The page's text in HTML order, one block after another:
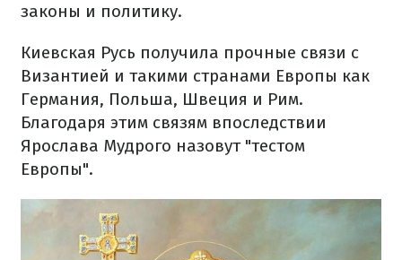
законы и политику.
Киевская Русь получила прочные связи с
Византией и такими странами Европы как
Германия, Польша, Швеция и Рим.
Благодаря этим связям впоследствии
Ярослава Мудрого назовут "тестом
Европы".